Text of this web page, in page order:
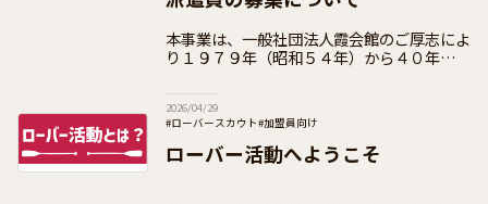
本事業は、一般社団法人霞会館のご厚志によ
り１９７９年（昭和５４年）から４０年以上
２３年度）から令和７年度（２０２５年度）
2026/04/29
#ローバースカウト#加盟員向け
ローバー活動へようこそ